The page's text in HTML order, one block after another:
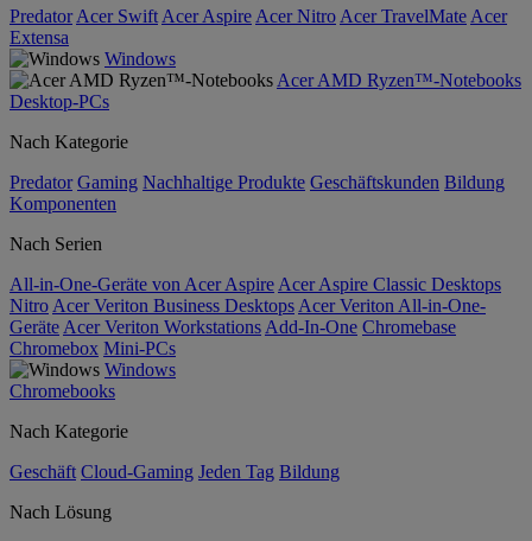
Predator Acer Swift Acer Aspire Acer Nitro Acer TravelMate Acer
Extensa
Windows
Acer AMD Ryzen™-Notebooks
Desktop-PCs
Nach Kategorie
Predator Gaming Nachhaltige Produkte Geschäftskunden Bildung
Komponenten
Nach Serien
All-in-One-Geräte von Acer Aspire Acer Aspire Classic Desktops
Nitro Acer Veriton Business Desktops Acer Veriton All-in-One-
Geräte Acer Veriton Workstations Add-In-One Chromebase
Chromebox Mini-PCs
Windows
Chromebooks
Nach Kategorie
Geschäft Cloud-Gaming Jeden Tag Bildung
Nach Lösung